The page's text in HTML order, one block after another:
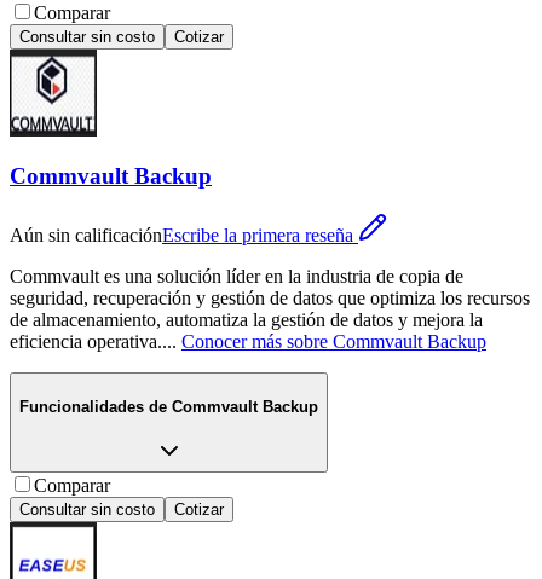
Comparar
Consultar sin costo Cotizar
Commvault Backup
Aún sin calificaciónEscribe la primera reseña
Commvault es una solución líder en la industria de copia de
seguridad, recuperación y gestión de datos que optimiza los recursos
de almacenamiento, automatiza la gestión de datos y mejora la
eficiencia operativa.... Conocer más sobre Commvault Backup
Funcionalidades de Commvault Backup
Comparar
Consultar sin costo Cotizar